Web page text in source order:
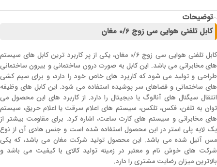
توضیحات
کابل تلفنی هوایی سی زوج 0/6 مغان
کابل تلفنی هوایی سی زوج 0/6 مغان، یکی از پر کاربرد ترین کابل های سیستم
های مخابراتی می باشد. این کابل به صورت درون ساختمانی و بیرون ساختمانی
طراحی و تولید می شود که کاریرد های خاص خود را دارد، و برای سیم کشی
های ساختمانی و فضاهای سر پوشیده استفاده می شود. این کابل های وظیفه
انتقال سیگنال های آنالوگ یا دیجیتال را دارد. از کاربرد های این محصول می
توان به تلفن، فکس، تلکس، سیستم های اعلام سرقت یا اعلام حریق، سیستم
های مخابراتی و سیستم های کارت ساعت، اشاره کرد. برای مقاومت بیشتر از
یک لایه پلی استر در این محصول استفاده شده است و جنس هادی آن از نوع
مس آنیل شده می باشد. این محصول تولید شرکت مغان می باشد، که یکی
شرکت های خوش نام و معتبر در زمینه تولید کالای با کیفیت می باشد و
بالاترین میزان رضایت مشتری را دارد.